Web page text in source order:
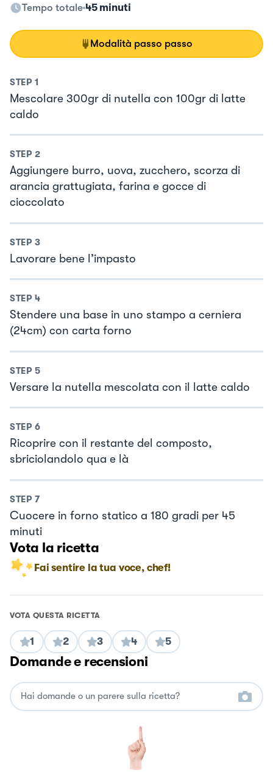
Tempo totale 45 minuti
Modalità passo passo
STEP 1
Mescolare 300gr di nutella con 100gr di latte
caldo
STEP 2
Aggiungere burro, uova, zucchero, scorza di
arancia grattugiata, farina e gocce di
cioccolato
STEP 3
Lavorare bene l’impasto
STEP 4
Stendere una base in uno stampo a cerniera
(24cm) con carta forno
STEP 5
Versare la nutella mescolata con il latte caldo
STEP 6
Ricoprire con il restante del composto,
sbriciolandolo qua e là
STEP 7
Cuocere in forno statico a 180 gradi per 45
minuti
Vota la ricetta
Fai sentire la tua voce, chef!
VOTA QUESTA RICETTA
1 2 3 4 5
Domande e recensioni